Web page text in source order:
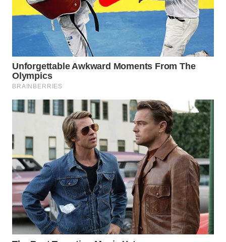
MADURA
WN
SURABAYA
NATUNA
WN
BINTAN
WN
MANDALIKA
WN
LIKUPANG